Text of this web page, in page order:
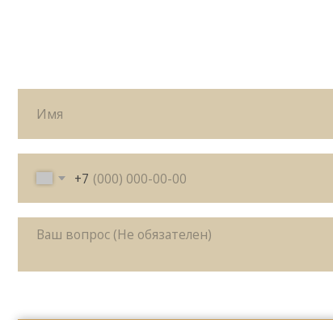
Я согласен с политикой
Жду звонка